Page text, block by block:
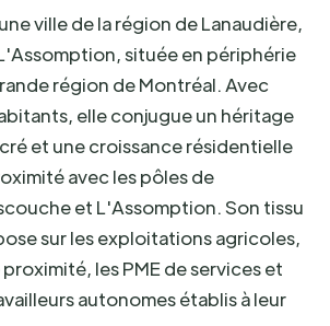
ville de la région de Lanaudière,
située en périphérie
région de Montréal. Avec
elle conjugue un héritage
et une croissance résidentielle
avec les pôles de
et L'Assomption. Son tissu
sur les exploitations agricoles,
les PME de services et
autonomes établis à leur